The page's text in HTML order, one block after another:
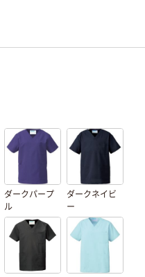
ダークパープ
ル
ダークネイビ
ー